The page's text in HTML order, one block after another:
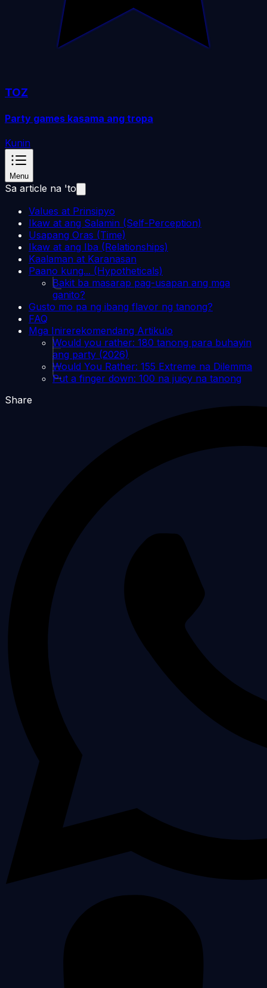
TOZ
Party games kasama ang tropa
Kunin
Menu
Sa article na 'to
Values at Prinsipyo
Ikaw at ang Salamin (Self-Perception)
Usapang Oras (Time)
Ikaw at ang Iba (Relationships)
Kaalaman at Karanasan
Paano kung... (Hypotheticals)
Bakit ba masarap pag-usapan ang mga
ganito?
Gusto mo pa ng ibang flavor ng tanong?
FAQ
Mga Inirerekomendang Artikulo
Would you rather: 180 tanong para buhayin
ang party (2026)
Would You Rather: 155 Extreme na Dilemma
Put a finger down: 100 na juicy na tanong
Share